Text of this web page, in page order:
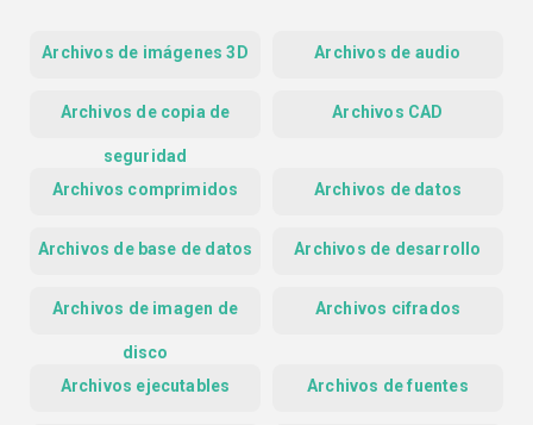
Archivos de imágenes 3D Archivos de audio
Archivos de copia de
seguridad
Archivos CAD
Archivos comprimidos Archivos de datos
Archivos de base de datos Archivos de desarrollo
Archivos de imagen de
disco
Archivos cifrados
Archivos ejecutables Archivos de fuentes